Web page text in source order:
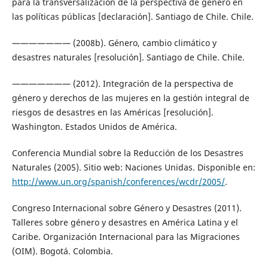
para la transversalización de la perspectiva de género en
las políticas públicas [declaración]. Santiago de Chile. Chile.
——————— (2008b). Género, cambio climático y
desastres naturales [resolución]. Santiago de Chile. Chile.
——————— (2012). Integración de la perspectiva de
género y derechos de las mujeres en la gestión integral de
riesgos de desastres en las Américas [resolución].
Washington. Estados Unidos de América.
Conferencia Mundial sobre la Reducción de los Desastres
Naturales (2005). Sitio web: Naciones Unidas. Disponible en:
http://www.un.org/spanish/conferences/wcdr/2005/.
Congreso Internacional sobre Género y Desastres (2011).
Talleres sobre género y desastres en América Latina y el
Caribe. Organización Internacional para las Migraciones
(OIM). Bogotá. Colombia.